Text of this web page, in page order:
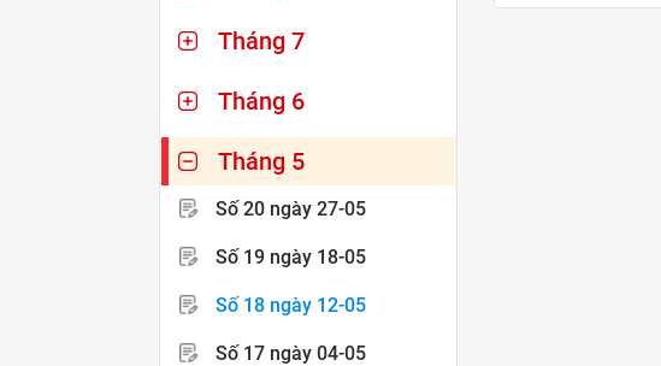
Tháng 7
Tháng 6
Tháng 5
Số 20 ngày 27-05
Số 19 ngày 18-05
Số 18 ngày 12-05
Số 17 ngày 04-05